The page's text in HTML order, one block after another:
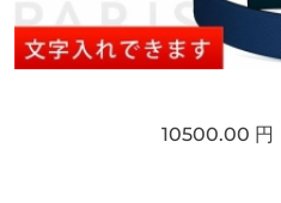
10500.00 円